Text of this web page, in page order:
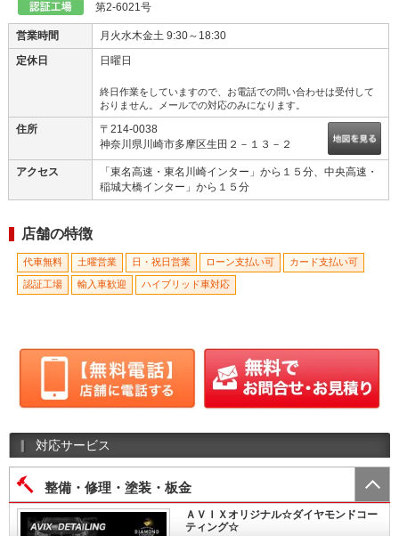
第2-6021号
営業時間
月火水木金土 9:30～18:30
定休日
日曜日
終日作業をしていますので、お電話での問い合わせは受付して
おりません。メールでの対応のみになります。
住所
〒214-0038
神奈川県川崎市多摩区生田２－１３－２
アクセス
「東名高速・東名川崎インター」から１５分、中央高速・
稲城大橋インター」から１５分
店舗の特徴
代車無料 土曜営業 日・祝日営業 ローン支払い可 カード支払い可
認証工場 輸入車歓迎 ハイブリッド車対応
対応サービス
整備・修理・塗装・板金
ＡＶＩＸオリジナル☆ダイヤモンドコー
ティング☆